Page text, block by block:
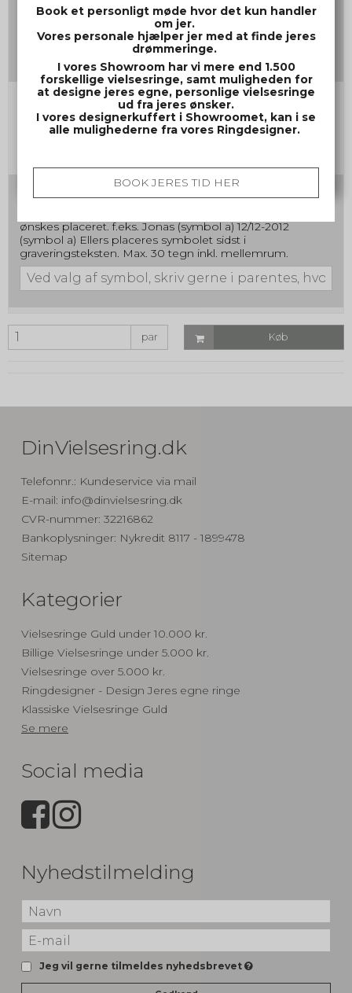
Gravering damering
(Max 30 tegn inkl mellemrum og evt. symbol)
Gravering herrering
(Max 30 tegn inkl mellemrum og evt. symbol)
ønskes placeret. f.eks. Jonas (symbol a) 12/12-2012
(symbol a) Ellers placeres symbolet sidst i
graveringsteksten. Max. 30 tegn inkl. mellemrum.
par Køb
DinVielsesring.dk
Telefonnr.: Kundeservice via mail
E-mail: info@dinvielsesring.dk
CVR-nummer: 32216862
Bankoplysninger: Nykredit 8117 - 1899478
Sitemap
Kategorier
Vielsesringe Guld under 10.000 kr.
Billige Vielsesringe under 5.000 kr.
Vielsesringe over 5.000 kr.
Ringdesigner - Design Jeres egne ringe
Klassiske Vielsesringe Guld
Se mere
Social media
Nyhedstilmelding
Jeg vil gerne tilmeldes nyhedsbrevet
Book et personligt møde hvor det kun handler
om jer.
Vores personale hjælper jer med at finde jeres
drømmeringe.
I vores Showroom har vi mere end 1.500
forskellige vielsesringe, samt muligheden for
at designe jeres egne, personlige vielsesringe
ud fra jeres ønsker.
I vores designerkuffert i Showroomet, kan i se
alle mulighederne fra vores Ringdesigner.
BOOK JERES TID HER